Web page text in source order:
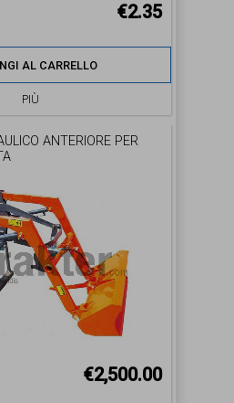
€2.35
AL CARRELLO
PIÙ
ANTERIORE PER
€2,500.00